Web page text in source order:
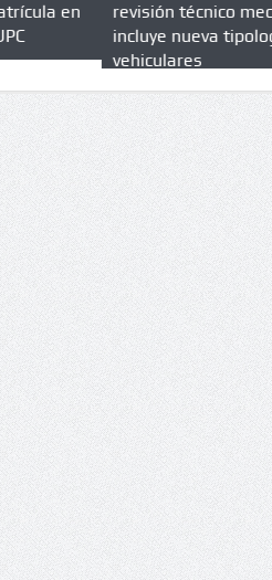
revisión técnico mecánica e
incluye nueva tipologías
vehiculares